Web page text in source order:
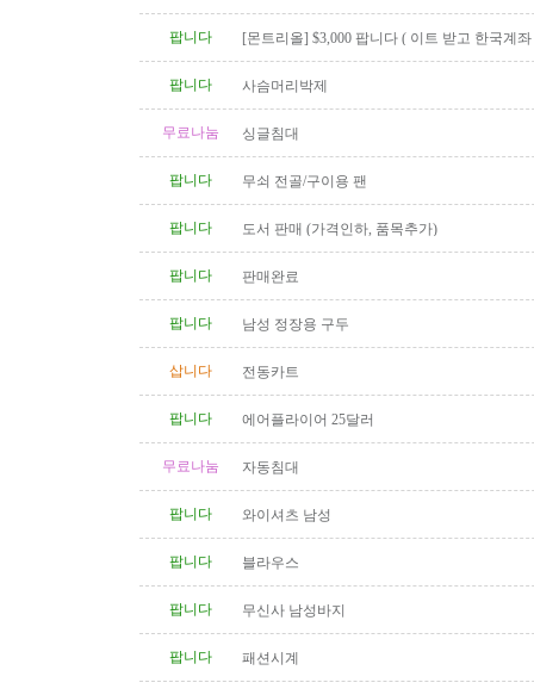
팝니다
[몬트리올] $3,000 팝니다 ( 이트 받고 한국계
팝니다
사슴머리박제
무료나눔 싱글침대
팝니다 무쇠 전골/구이용 팬
팝니다 도서 판매 (가격인하, 품목추가)
팝니다 판매완료
팝니다 남성 정장용 구두
삽니다 전동카트
팝니다 에어플라이어 25달러
무료나눔 자동침대
팝니다 와이셔츠 남성
팝니다 블라우스
팝니다 무신사 남성바지
팝니다 패션시계